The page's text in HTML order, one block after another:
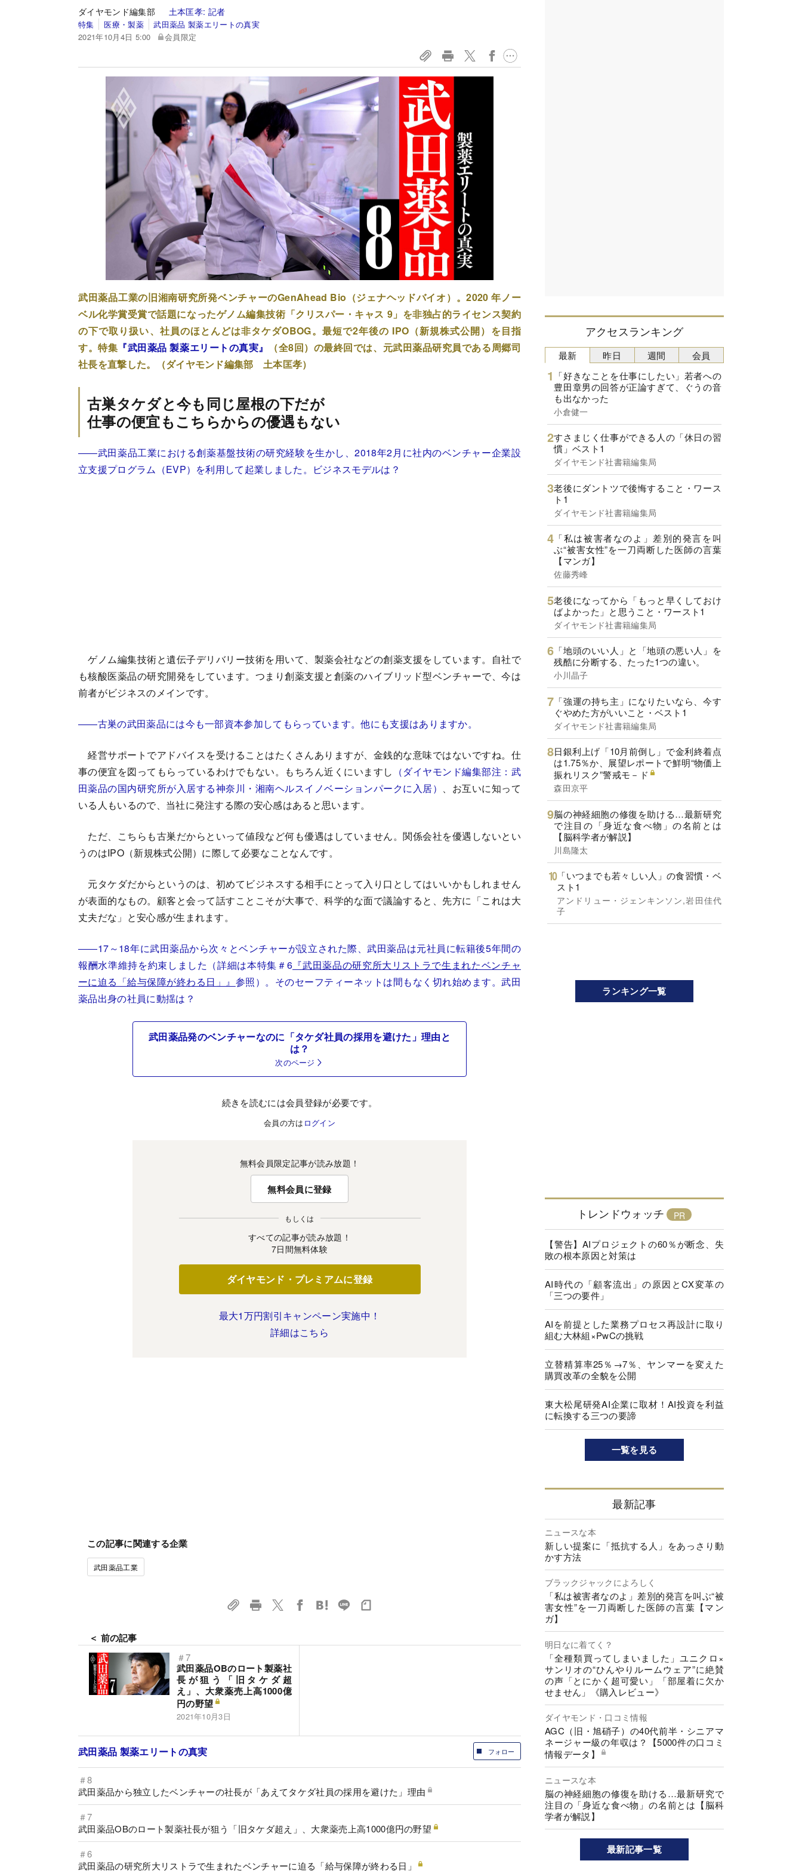
ダイヤモンド編集部 土本匡孝: 記者
特集 医療・製薬
武田薬品 製薬エリートの真実
2021年10月4日 5:00
会員限定
武田薬品工業の旧湘南研究所発ベンチャーのGenAhead Bio（ジェナヘッドバイオ）。2020 年ノー
ベル化学賞受賞で話題になったゲノム編集技術「クリスパー・キャス 9」を非独占的ライセンス契約
の下で取り扱い、社員のほとんどは非タケダOBOG。最短で2年後の IPO（新規株式公開）を目指
す。特集 『武田薬品 製薬エリートの真実』
（全8回）の最終回では、元武田薬品研究員である周郷司
社長を直撃した。（ダイヤモンド編集部 土本匡孝）
古巣タケダと今も同じ屋根の下だが
仕事の便宜もこちらからの優遇もない
――武田薬品工業における創薬基盤技術の研究経験を生かし、2018年2月に社内のベンチャー企業設
立支援プログラム（EVP）を利用して起業しました。ビジネスモデルは？
ゲノム編集技術と遺伝子デリバリー技術を用いて、製薬会社などの創薬支援をしています。自社で
も核酸医薬品の研究開発をしています。つまり創薬支援と創薬のハイブリッド型ベンチャーで、今は
前者がビジネスのメインです。
――古巣の武田薬品には今も一部資本参加してもらっています。他にも支援はありますか。
経営サポートでアドバイスを受けることはたくさんありますが、金銭的な意味ではないですね。仕
事の便宜を図ってもらっているわけでもない。もちろん近くにいますし （ダイヤモンド編集部注：武
田薬品の国内研究所が入居する神奈川・湘南ヘルスイノベーションパークに入居） 、お互いに知って
いる人もいるので、当社に発注する際の安心感はあると思います。
ただ、こちらも古巣だからといって値段など何も優遇はしていません。関係会社を優遇しないとい
うのはIPO（新規株式公開）に際して必要なことなんです。
元タケダだからというのは、初めてビジネスする相手にとって入り口としてはいいかもしれません
が表面的なもの。顧客と会って話すことこそが大事で、科学的な面で議論すると、先方に「これは大
丈夫だな」と安心感が生まれます。
――17～18年に武田薬品から次々とベンチャーが設立された際、武田薬品は元社員に転籍後5年間の
報酬水準維持を約束しました（詳細は本特集＃6 『武田薬品の研究所大リストラで生まれたベンチャ
ーに迫る「給与保障が終わる日」』 参照）。そのセーフティーネットは間もなく切れ始めます。武田
薬品出身の社員に動揺は？
武田薬品発のベンチャーなのに「タケダ社員の採用を避けた」理由と
は？
次のページ
続きを読むには会員登録が必要です。
会員の方は ログイン
無料会員限定記事が読み放題！
無料会員に登録
もしくは
すべての記事が読み放題！
7日間無料体験
ダイヤモンド・プレミアムに登録
最大1万円割引キャンペーン実施中！
詳細はこちら
この記事に関連する企業
武田薬品工業
＜ 前の記事
＃7
武田薬品OBのロート製薬社
長が狙う「旧タケダ超
え」、大衆薬売上高1000億
円の野望
2021年10月3日
フォロー
武田薬品 製薬エリートの真実
＃8
武田薬品から独立したベンチャーの社長が「あえてタケダ社員の採用を避けた」理由
＃7
武田薬品OBのロート製薬社長が狙う「旧タケダ超え」、大衆薬売上高1000億円の野望
＃6
武田薬品の研究所大リストラで生まれたベンチャーに迫る「給与保障が終わる日」
アクセスランキング
最新
「好きなことを仕事にしたい」若者への
豊田章男の回答が正論すぎて、ぐうの音
も出なかった
小倉健一
すさまじく仕事ができる人の「休日の習
慣」ベスト1
ダイヤモンド社書籍編集局
老後にダントツで後悔すること・ワース
ト1
ダイヤモンド社書籍編集局
「私は被害者なのよ」差別的発言を叫
ぶ“被害女性”を一刀両断した医師の言葉
【マンガ】
佐藤秀峰
老後になってから「もっと早くしておけ
ばよかった」と思うこと・ワースト1
ダイヤモンド社書籍編集局
「地頭のいい人」と「地頭の悪い人」を
残酷に分断する、たった1つの違い。
小川晶子
「強運の持ち主」になりたいなら、今す
ぐやめた方がいいこと・ベスト1
ダイヤモンド社書籍編集局
日銀利上げ「10月前倒し」で金利終着点
は1.75％か、展望レポートで鮮明“物価上
振れリスク”警戒モ－ド
森田京平
脳の神経細胞の修復を助ける…最新研究
で注目の「身近な食べ物」の名前とは
【脳科学者が解説】
川島隆太
「いつまでも若々しい人」の食習慣・ベ
スト1
アンドリュー・ジェンキンソン,岩田佳代
子
昨日 週間 会員
ランキング一覧
トレンドウォッチ
【警告】AIプロジェクトの60％が断念、失
敗の根本原因と対策は
AI時代の「顧客流出」の原因とCX変革の
「三つの要件」
AIを前提とした業務プロセス再設計に取り
組む大林組×PwCの挑戦
立替精算率25％→7％、ヤンマーを変えた
購買改革の全貌を公開
東大松尾研発AI企業に取材！AI投資を利益
に転換する三つの要諦
一覧を見る
最新記事
ニュースな本
新しい提案に「抵抗する人」をあっさり動
かす方法
ブラックジャックによろしく
「私は被害者なのよ」差別的発言を叫ぶ“被
害女性”を一刀両断した医師の言葉【マン
ガ】
明日なに着てく？
「全種類買ってしまいました」ユニクロ×
サンリオの“ひんやりルームウェア”に絶賛
の声「とにかく超可愛い」「部屋着に欠か
せません」《購入レビュー》
ダイヤモンド・口コミ情報
AGC（旧・旭硝子）の40代前半・シニアマ
ネージャー級の年収は？【5000件の口コミ
情報データ】
ニュースな本
脳の神経細胞の修復を助ける…最新研究で
注目の「身近な食べ物」の名前とは【脳科
学者が解説】
最新記事一覧